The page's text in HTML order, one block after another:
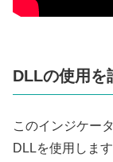
DLLの使用を
このインジケー
DLLを使用します